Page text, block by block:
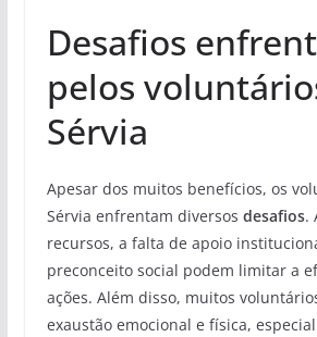
Desafios
pelos
Sérvia
Apesar dos muitos benefícios, os
Sérvia enfrentam diversos desafios.
recursos, a falta de apoio
preconceito social podem limitar a
ações. Além disso, muitos
exaustão emocional e física,